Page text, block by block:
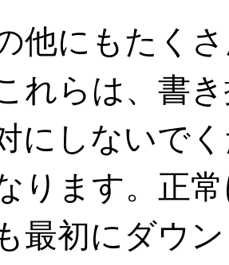
他にもたく
れらは、書
にしないで
ります。正
最初にダウ